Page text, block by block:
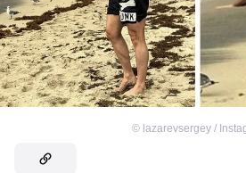
© lazarevsergey /